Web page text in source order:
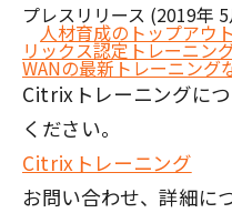
プレスリリース (2019年
人材育成のトップアウ
リックス認定トレーニン
WANの最新トレーニング
Citrixトレーニングに
ください。
Citrixトレーニング
お問い合わせ、詳細に